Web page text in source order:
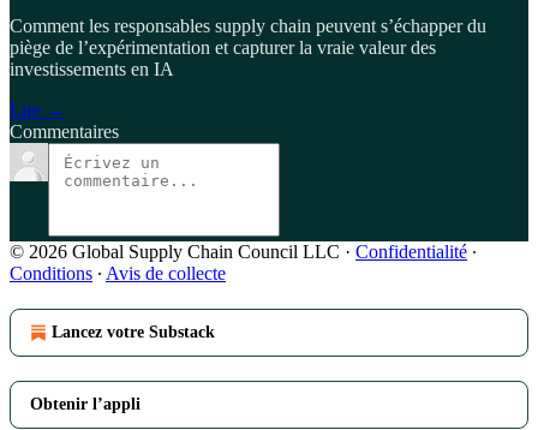
Comment les responsables supply chain peuvent s’échapper du
piège de l’expérimentation et capturer la vraie valeur des
investissements en IA
Lire →
Commentaires
© 2026 Global Supply Chain Council LLC · Confidentialité ∙
Conditions ∙ Avis de collecte
Lancez votre Substack
Obtenir l’appli